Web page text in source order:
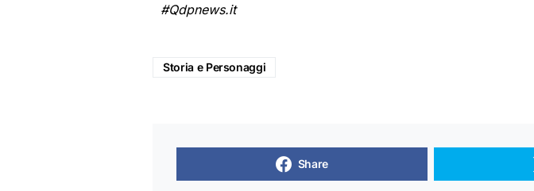
#Qdpnews.it
Storia e Personaggi
Share